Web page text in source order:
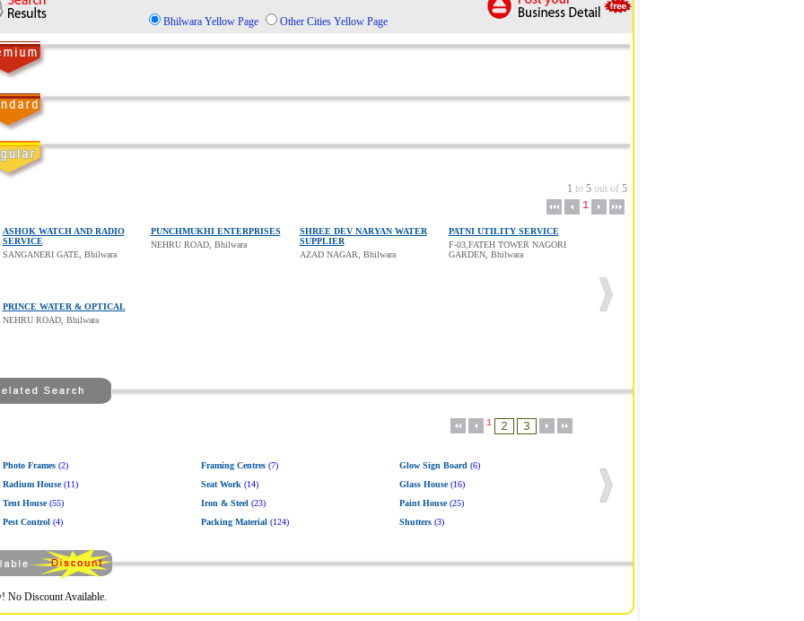
Bhilwara Yellow Page Other Cities Yellow Page
1 to 5out of 5
1
ASHOK WATCH AND RADIO
SERVICE
SANGANERI GATE, Bhilwara
PUNCHMUKHI ENTERPRISES
NEHRU ROAD, Bhilwara
SHREE DEV NARYAN WATER
SUPPLIER
AZAD NAGAR, Bhilwara
PATNI UTILITY SERVICE
F-03,FATEH TOWER NAGORI
GARDEN, Bhilwara
PRINCE WATER & OPTICAL
NEHRU ROAD, Bhilwara
1
Photo Frames (2) Framing Centres (7) Glow Sign Board (6)
Radium House (11) Seat Work (14) Glass House (16)
Tent House (55) Iron & Steel (23) Paint House (25)
Pest Control (4) Packing Material (124) Shutters (3)
No Discount Available.